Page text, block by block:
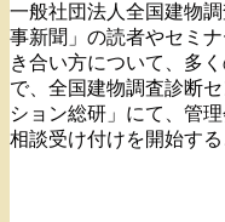
一般社団法人全国建物
事新聞」の読者やセミ
き合い方について、多
で、全国建物調査診断
ション総研」にて、管
相談受け付けを開始する